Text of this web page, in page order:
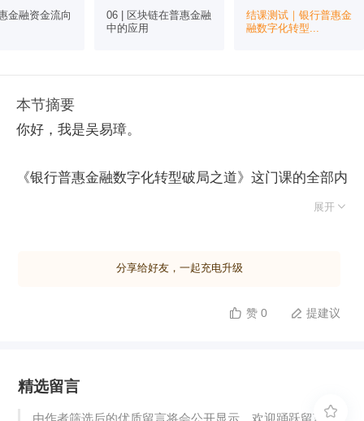
金融资金流向
06 | 区块链在普惠金融
中的应用
结课测试｜银行普惠金
融数字化转型...
本节摘要
你好，我是吴易璋。
《银行普惠金融数字化转型破局之道》这门课的全部内
容已经结束了，非常感谢你一直以来的认真学习和支
分，考点都来自于我们前面讲到的重要知识。那么，快
展开 
分享给好友，一起充电升级
 赞 0  提建议
精选留言
由作者筛选后的优质留言将会公开显示，欢迎踊跃留言。
